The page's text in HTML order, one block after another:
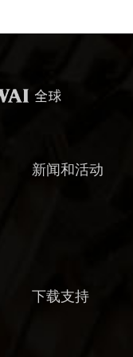
新闻和活动
下载支持